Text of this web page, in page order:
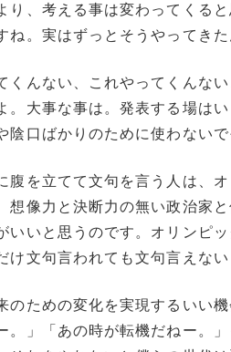
り、考える事は変わってくる
ね。実はずっとそうやってき
くんない、これやってくんな
。大事な事は。発表する場は
陰口ばかりのために使わない
腹を立てて文句を言う人は、
想像力と決断力の無い政治家
いいと思うのです。オリンピ
け文句言われても文句言えな
のための変化を実現するいい
。」「あの時が転機だねー。